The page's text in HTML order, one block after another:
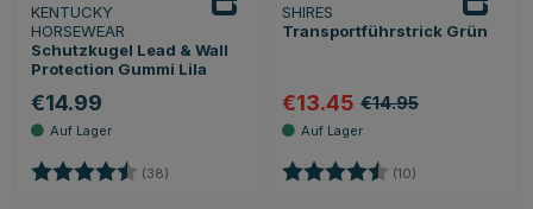
KENTUCKY
HORSEWEAR
Schutzkugel Lead & Wall
Protection Gummi Lila
€14.99
Bewertung: (38) 4.5 von 5 Sternen
SHIRES
Transportführstrick Grün
€13.45 €14.95
Bewertung: (10)